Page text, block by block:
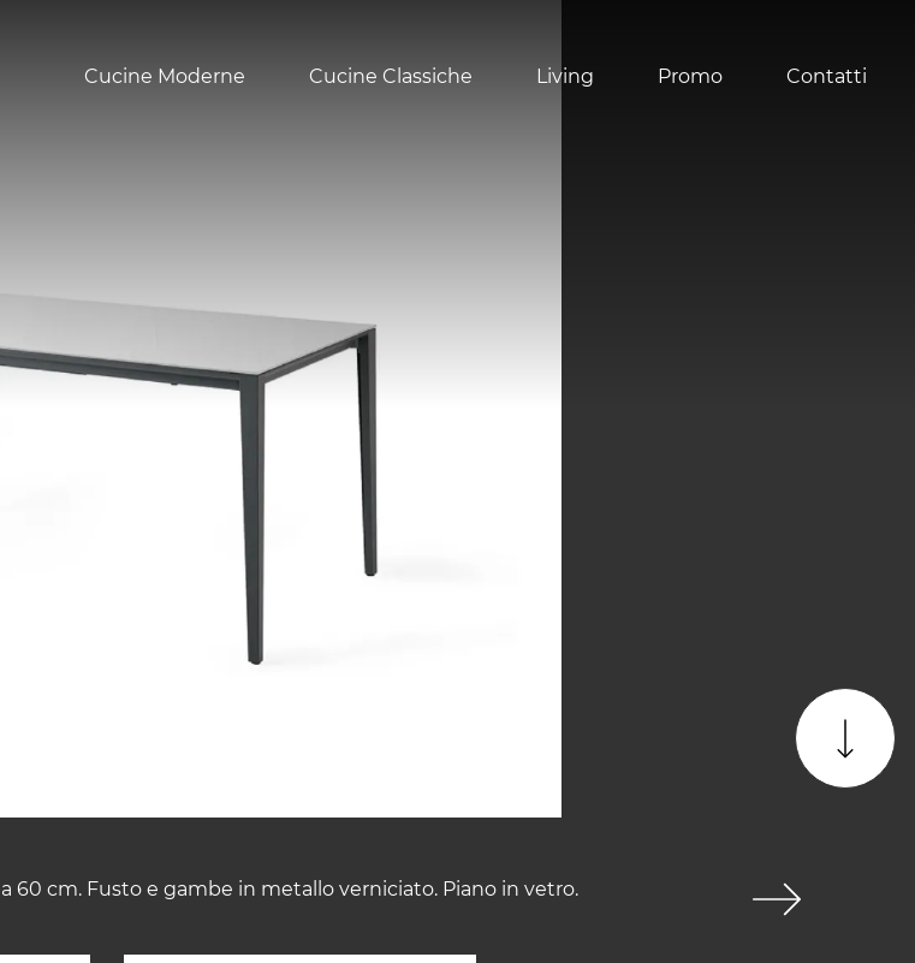
Cucine Moderne Cucine Classiche Living Promo Contatti
60 cm. Fusto e gambe in metallo verniciato. Piano in vetro.